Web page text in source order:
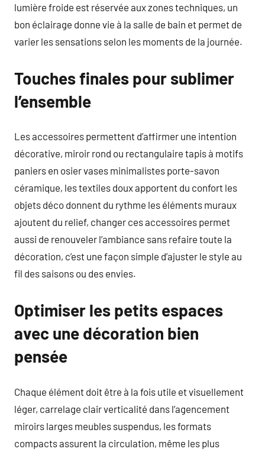
lumière froide est réservée aux zones techniques, un
bon éclairage donne vie à la salle de bain et permet de
varier les sensations selon les moments de la journée.
Touches finales pour sublimer
l’ensemble
Les accessoires permettent d’affirmer une intention
décorative, miroir rond ou rectangulaire tapis à motifs
paniers en osier vases minimalistes porte-savon
céramique, les textiles doux apportent du confort les
objets déco donnent du rythme les éléments muraux
ajoutent du relief, changer ces accessoires permet
aussi de renouveler l’ambiance sans refaire toute la
décoration, c’est une façon simple d’ajuster le style au
fil des saisons ou des envies.
Optimiser les petits espaces
avec une décoration bien
pensée
Chaque élément doit être à la fois utile et visuellement
léger, carrelage clair verticalité dans l’agencement
miroirs larges meubles suspendus, les formats
compacts assurent la circulation, même les plus